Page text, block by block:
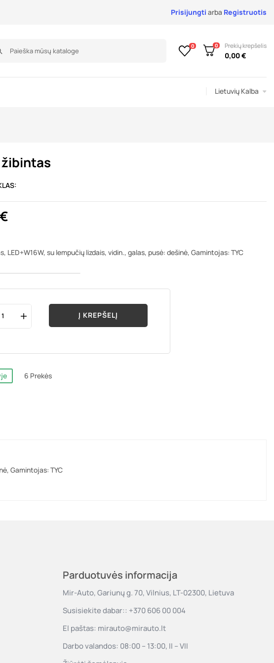
Prisijungti arba Registruotis
0 0 Prekių krepšelis
0,00 €
Lietuvių Kalba
LED+W16W, su lempučių lizdais, vidin., galas, pusė: dešinė, Gamintojas: TYC
Į KREPŠELĮ
6 Prekės
Gamintojas: TYC
Parduotuvės informacija
Mir-Auto, Gariunų g. 70, Vilnius, LT-02300, Lietuva
Susisiekite dabar:: +370 606 00 004
El paštas: mirauto@mirauto.lt
Darbo valandos: 08:00 – 13:00, II – VII